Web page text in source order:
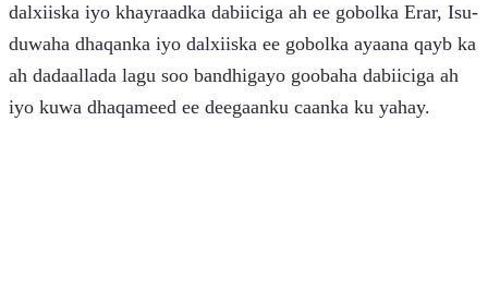
dalxiiska iyo khayraadka dabiiciga ah ee gobolka Erar, Isu-
duwaha dhaqanka iyo dalxiiska ee gobolka ayaana qayb ka
ah dadaallada lagu soo bandhigayo goobaha dabiiciga ah
iyo kuwa dhaqameed ee deegaanku caanka ku yahay.